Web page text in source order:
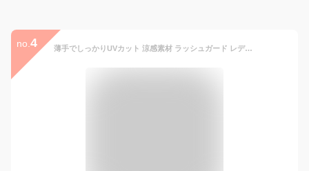
no. 4 薄手でしっかりUVカット 涼感素材 ラッシュガード レディース 3点セット 【土日祝も出荷】≪365日品質保証≫ 全色UVカット率99.5％↑ UVカット uvパーカー 水着 ラッシュガード セット 体型カバー 長袖 メンズ キッズ の サーフパンツ や トレンカ マリンシューズ リンネ